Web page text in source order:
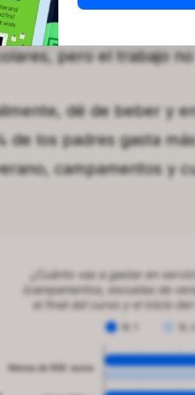
pero el trabajo
dé de beber y
de los padres gasta
campamentos y